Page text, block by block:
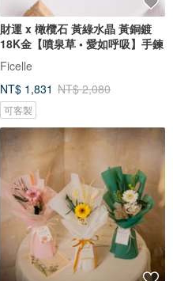
財運 x 橄欖石 黃綠水晶 黃銅鍍
18K金【噴泉草 • 愛如呼吸】手鍊
Ficelle
NT$ 1,831 NT$ 2,080
可客製